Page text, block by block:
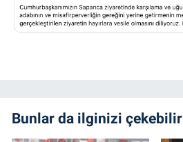
Bunlar da ilginizi çekebilir